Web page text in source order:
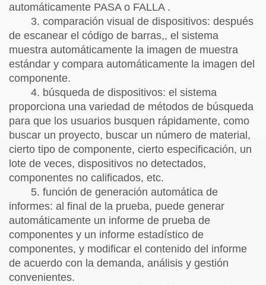
automáticamente PASA o FALLA .
3. comparación visual de dispositivos: después
de escanear el código de barras,, el sistema
muestra automáticamente la imagen de muestra
estándar y compara automáticamente la imagen del
componente.
4. búsqueda de dispositivos: el sistema
proporciona una variedad de métodos de búsqueda
para que los usuarios busquen rápidamente, como
buscar un proyecto, buscar un número de material,
cierto tipo de componente, cierto especificación, un
lote de veces, dispositivos no detectados,
componentes no calificados, etc.
5. función de generación automática de
informes: al final de la prueba, puede generar
automáticamente un informe de prueba de
componentes y un informe estadístico de
componentes, y modificar el contenido del informe
de acuerdo con la demanda, análisis y gestión
convenientes.